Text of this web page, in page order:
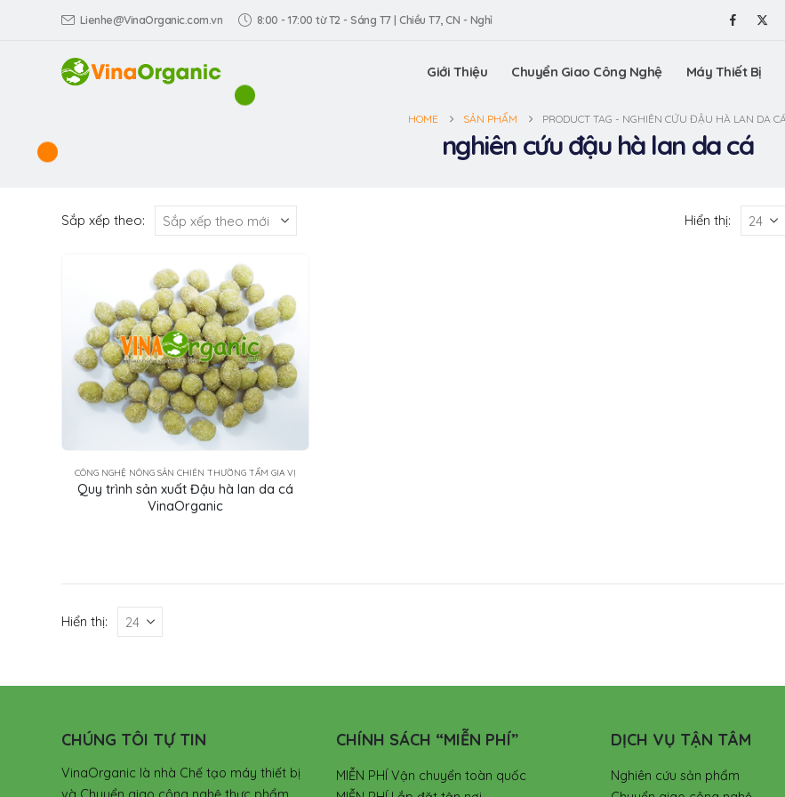
Lienhe@VinaOrganic.com.vn 8:00 - 17:00 từ T2 - Sáng T7 | Chiều T7, CN - Nghỉ
Giới Thiệu Chuyển Giao Công Nghệ Máy Thiết Bị
HOME SẢN PHẨM PRODUCT TAG - NGHIÊN CỨU ĐẬU HÀ LAN DA
nghiên cứu đậu hà lan da cá
Sắp xếp theo: Hiển thị:
CÔNG NGHỆ NÔNG SẢN CHIÊN THƯỜNG TẨM GIA VỊ
Quy trình sản xuất Đậu hà lan da cá
VinaOrganic
Hiển thị:
CHÚNG TÔI TỰ TIN
VinaOrganic là nhà Chế tạo máy thiết bị
CHÍNH SÁCH “MIỄN PHÍ”
MIỄN PHÍ Vận chuyển toàn quốc
DỊCH VỤ TẬN TÂM
Nghiên cứu sản phẩm